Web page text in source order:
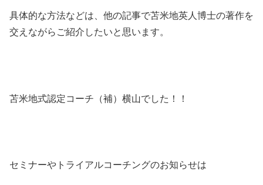
具体的な方法などは、他の記事で苫米地英人博士の著作を
交えながらご紹介したいと思います。
苫米地式認定コーチ（補）横山でした！！
セミナーやトライアルコーチングのお知らせは